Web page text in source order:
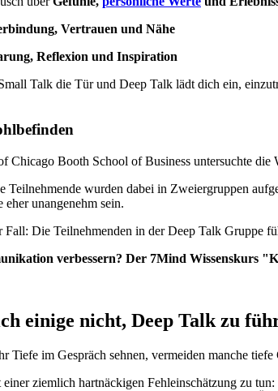
Vertrauen und Nähe
Reflexion und Inspiration
Talk die Tür und Deep Talk lädt dich ein,
Chicago Booth School of Business untersuchte
Teilnehmende wurden dabei in Zweiergruppen
unangenehm sein.
Die Teilnehmenden in der Deep Talk Gruppe
verbessern? Der 7Mind Wissenskurs
einige nicht, Deep Talk zu
Tiefe im Gespräch sehnen, vermeiden manche
ziemlich hartnäckigen Fehleinschätzung zu